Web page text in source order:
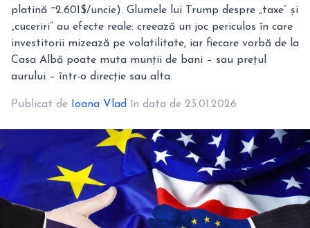
platină ~2.601$/uncie). Glumele lui Trump despre „taxe” și
„cuceriri” au efecte reale: creează un joc periculos în care
investitorii mizează pe volatilitate, iar fiecare vorbă de la
Casa Albă poate muta munții de bani – sau prețul
aurului – într-o direcție sau alta.
Publicat de Ioana Vlad în data de 23.01.2026